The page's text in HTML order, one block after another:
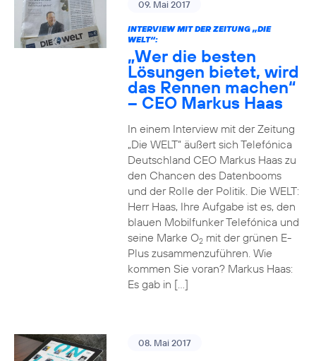
09. Mai 2017
INTERVIEW MIT DER ZEITUNG „DIE
WELT“:
„Wer die besten
Lösungen bietet, wird
das Rennen machen“
– CEO Markus Haas
In einem Interview mit der Zeitung
„Die WELT“ äußert sich Telefónica
Deutschland CEO Markus Haas zu
den Chancen des Datenbooms
und der Rolle der Politik. Die WELT:
Herr Haas, Ihre Aufgabe ist es, den
blauen Mobilfunker Telefónica und
seine Marke O2mit der grünen E-
Plus zusammenzuführen. Wie
kommen Sie voran? Markus Haas:
Es gab in […]
08. Mai 2017